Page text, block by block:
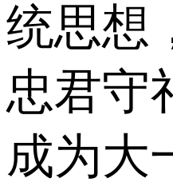
统思想
忠君守
成为大